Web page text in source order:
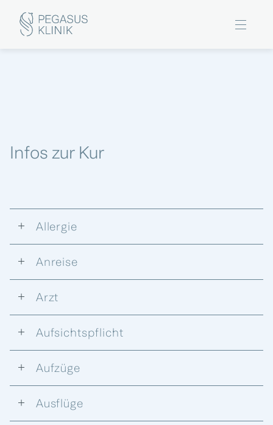
Infos zur Kur
Allergie
Anreise
Arzt
Aufsichtspflicht
Aufzüge
Ausflüge